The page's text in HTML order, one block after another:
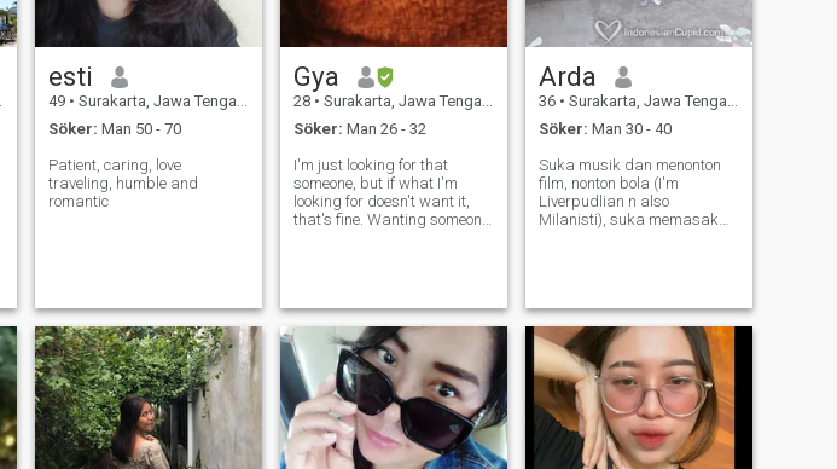
esti
49 • Surakarta, Jawa Tengah, Indonesien
Söker: Man 50 - 70
Patient, caring, love
traveling, humble and
romantic
Gya
28 • Surakarta, Jawa Tengah, Indonesien
Söker: Man 26 - 32
I'm just looking for that
someone, but if what I'm
looking for doesn't want it,
that's fine. Wanting someone
valuable to someone
Arda
36 • Surakarta, Jawa Tengah, Indonesien
Söker: Man 30 - 40
Suka musik dan menonton
film, nonton bola (I'm
Liverpudlian n also
Milanisti), suka memasak